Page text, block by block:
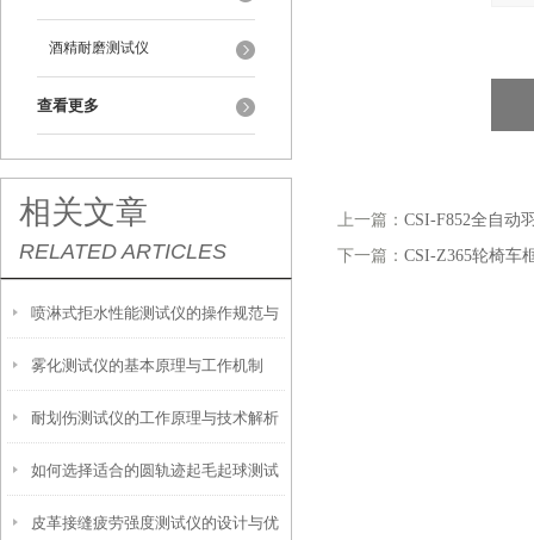
酒精耐磨测试仪
查看更多
相关文章
RELATED ARTICLES
喷淋式拒水性能测试仪的操作规范与
应用指南
雾化测试仪的基本原理与工作机制
耐划伤测试仪的工作原理与技术解析
如何选择适合的圆轨迹起毛起球测试
仪？
皮革接缝疲劳强度测试仪的设计与优
上一篇： CSI-F852全自动
下一篇： CSI-Z365轮椅车